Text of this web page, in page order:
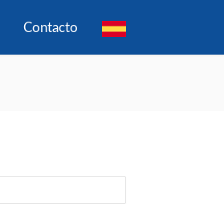
Contacto